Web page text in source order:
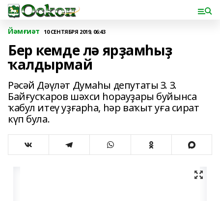
Йәмғиәт 10 СЕНТЯБРЯ 2019, 06:43
Бер кемде лә ярҙамһыҙ
ҡалдырмай
Рәсәй Дәүләт Думаһы депутаты З. З.
Байғусҡаров шәхси һорауҙары буйынса
ҡабул итеү уҙғарһа, һәр ваҡыт уға сират
күп була.